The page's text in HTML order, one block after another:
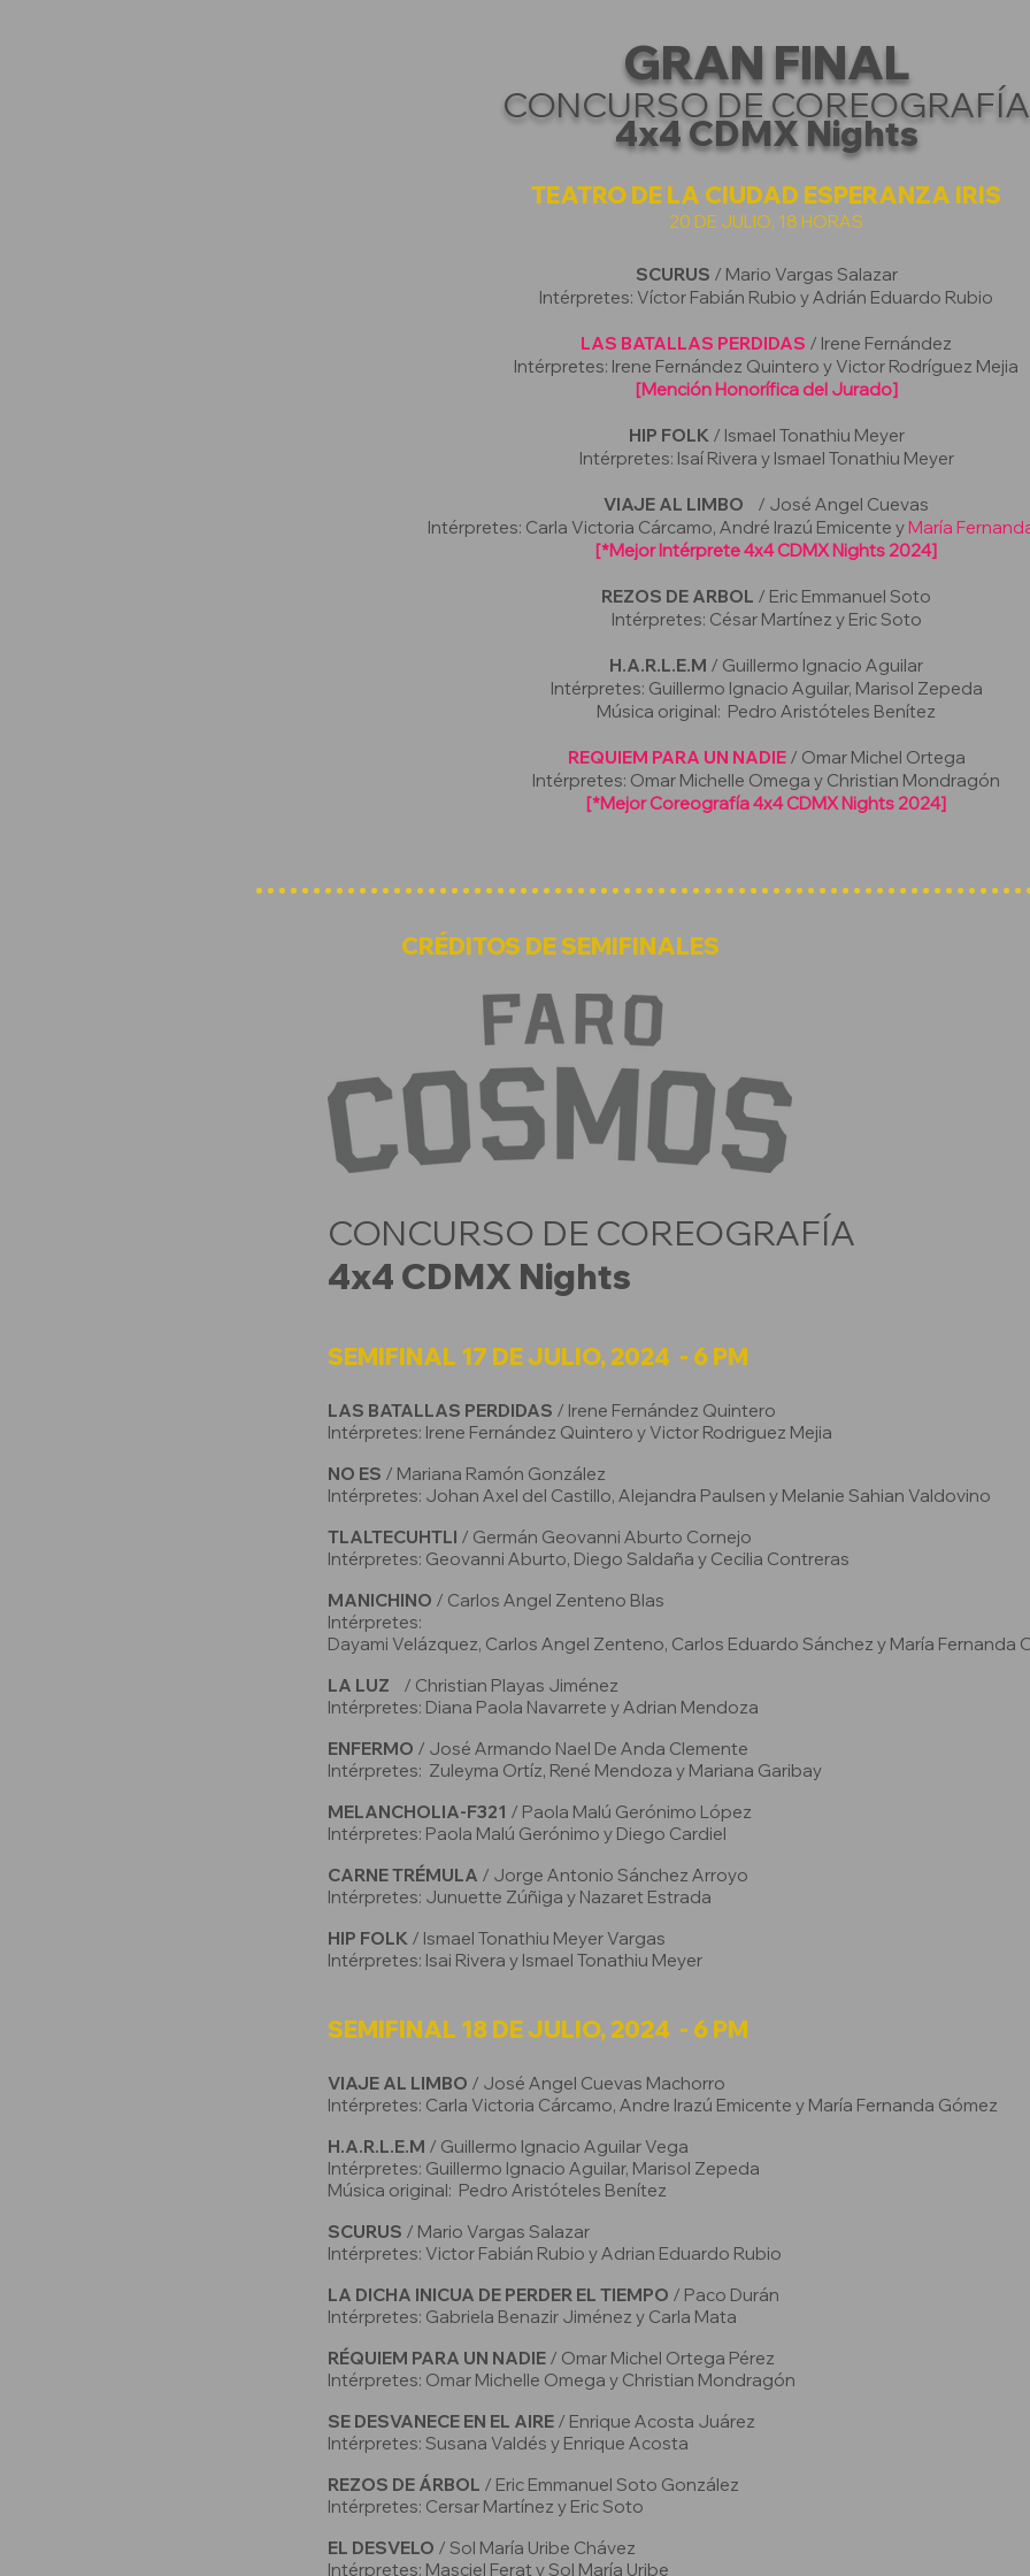
GRAN FINAL
CONCURSO DE COREOGRAFÍA
4x4 CDMX Nights
TEATRO DE LA CIUDAD ESPERANZA IRIS
20 DE JULIO, 18 HORAS
SCURUS / Mario Vargas Salazar
Intérpretes: Víctor Fabián Rubio y Adrián Eduardo Rubio
LAS BATALLAS PERDIDAS / Irene Fernández
Intérpretes: Irene Fernández Quintero y Victor Rodríguez Mejia
[Mención Honorífica del Jurado]
HIP FOLK / Ismael Tonathiu Meyer
Intérpretes: Isaí Rivera y Ismael Tonathiu Meyer
VIAJE AL LIMBO
/ José Angel Cuevas
Intérpretes: Carla Victoria Cárcamo, André Irazú Emicente yMaría
[*Mejor Intérprete 4x4 CDMX Nights 2024]
REZOS DE ARBOL / Eric Emmanuel Soto
Intérpretes: César Martínez y Eric Soto
H.A.R.L.E.M / Guillermo Ignacio Aguilar
Intérpretes: Guillermo Ignacio Aguilar, Marisol Zepeda
Música original: Pedro Aristóteles Benítez
REQUIEM PARA UN NADIE / Omar Michel Ortega
Intérpretes: Omar Michelle Omega y Christian Mondragón
[*Mejor Coreografía 4x4 CDMX Nights 2024]
CRÉDITOS DE SEMIFINALES
CONCURSO DE COREOGRAFÍA
4x4 CDMX Nights
SEMIFINAL 17 DE JULIO, 2024 - 6 PM​
LAS BATALLAS PERDIDAS / Irene Fernández Quintero
Intérpretes: Irene Fernández Quintero y Victor Rodriguez Mejia
NO ES / Mariana Ramón González
Intérpretes: Johan Axel del Castillo, Alejandra Paulsen y Melanie Sahian Valdovino
TLALTECUHTLI / Germán Geovanni Aburto Cornejo
Intérpretes: Geovanni Aburto, Diego Saldaña y Cecilia Contreras
MANICHINO / Carlos Angel Zenteno Blas
Intérpretes:
Dayami Velázquez, Carlos Angel Zenteno, Carlos Eduardo Sánchez y María Fernanda
LA LUZ
/ Christian Playas Jiménez
Intérpretes: Diana Paola Navarrete y Adrian Mendoza
ENFERMO / José Armando Nael De Anda Clemente
Intérpretes: Zuleyma Ortíz, René Mendoza y Mariana Garibay
MELANCHOLIA-F321 / Paola Malú Gerónimo López
Intérpretes: Paola Malú Gerónimo y Diego Cardiel
CARNE TRÉMULA / Jorge Antonio Sánchez Arroyo
Intérpretes: Junuette Zúñiga y Nazaret Estrada
HIP FOLK / Ismael Tonathiu Meyer Vargas
Intérpretes: Isai Rivera y Ismael Tonathiu Meyer
SEMIFINAL 18 DE JULIO, 2024 - 6 PM​
VIAJE AL LIMBO / José Angel Cuevas Machorro
Intérpretes: Carla Victoria Cárcamo, Andre Irazú Emicente y María Fernanda Gómez
H.A.R.L.E.M / Guillermo Ignacio Aguilar Vega
Intérpretes: Guillermo Ignacio Aguilar, Marisol Zepeda
Música original: Pedro Aristóteles Benítez
SCURUS / Mario Vargas Salazar
Intérpretes: Victor Fabián Rubio y Adrian Eduardo Rubio
LA DICHA INICUA DE PERDER EL TIEMPO / Paco Durán
Intérpretes: Gabriela Benazir Jiménez y Carla Mata
RÉQUIEM PARA UN NADIE / Omar Michel Ortega Pérez
Intérpretes: Omar Michelle Omega y Christian Mondragón
SE DESVANECE EN EL AIRE / Enrique Acosta Juárez
Intérpretes: Susana Valdés y Enrique Acosta
REZOS DE ÁRBOL / Eric Emmanuel Soto González
Intérpretes: Cersar Martínez y Eric Soto
EL DESVELO / Sol María Uribe Chávez
Intérpretes: Masciel Ferat y Sol María Uribe